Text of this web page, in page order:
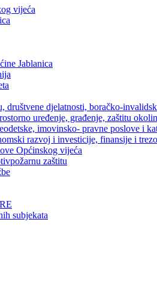
vijeća
Jablanica
društvene djelatnosti, boračko-
uređenje, građenje, zaštitu
imovinsko- pravne poslove i
razvoj i investicije, finansije i
Općinskog vijeća
zaštitu
subjekata